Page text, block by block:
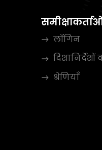
लॉगिन
श्रेणियाँ